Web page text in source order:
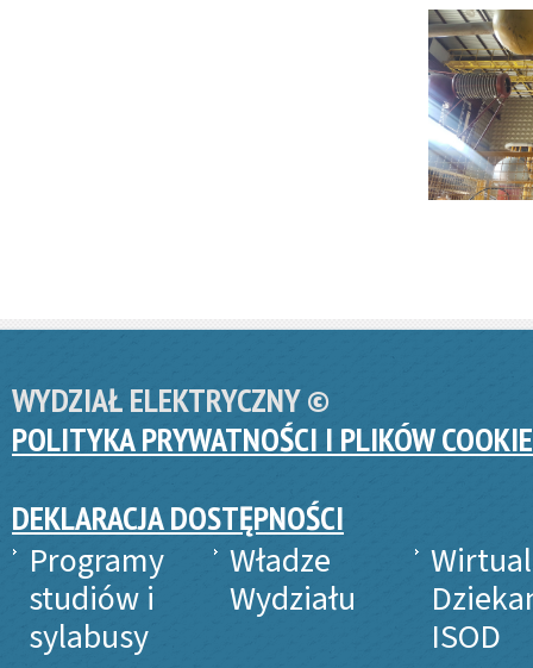
WYDZIAŁ ELEKTRYCZNY ©
POLITYKA PRYWATNOŚCI I PLIKÓW
DEKLARACJA DOSTĘPNOŚCI
Programy
studiów i
sylabusy
Władze
Wydziału
ISOD